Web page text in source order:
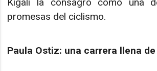
Kigali la consagró como una
promesas del ciclismo.
Paula Ostiz: una carrera llena